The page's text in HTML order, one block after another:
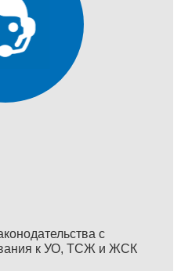
с
к УО, ТСЖ и ЖСК